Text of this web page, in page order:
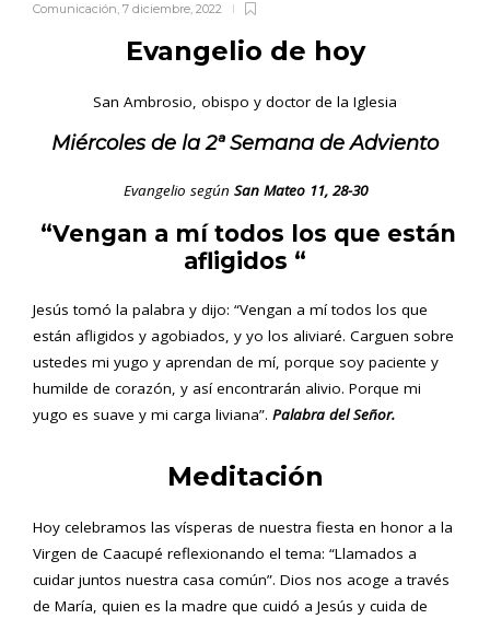
Comunicación, 7 diciembre, 2022
Evangelio de hoy
San Ambrosio, obispo y doctor de la Iglesia
Miércoles de la 2ª Semana de Adviento
Evangelio según San Mateo 11, 28-30
“Vengan a mí todos los que están
afligidos “
Jesús tomó la palabra y dijo: “Vengan a mí todos los que
están afligidos y agobiados, y yo los aliviaré. Carguen sobre
ustedes mi yugo y aprendan de mí, porque soy paciente y
humilde de corazón, y así encontrarán alivio. Porque mi
yugo es suave y mi carga liviana”. Palabra del Señor.
Meditación
Hoy celebramos las vísperas de nuestra fiesta en honor a la
Virgen de Caacupé reflexionando el tema: “Llamados a
cuidar juntos nuestra casa común”. Dios nos acoge a través
de María, quien es la madre que cuidó a Jesús y cuida de